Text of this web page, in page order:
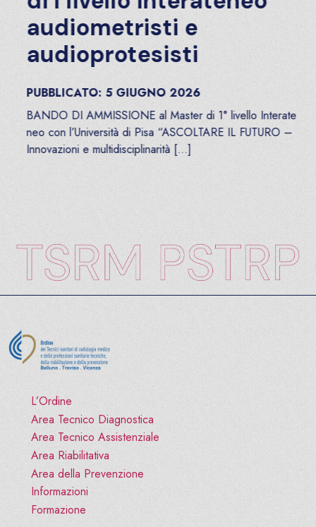
audiometristi e
audioprotesisti
PUBBLICATO: 5 GIUGNO 2026
BANDO DI AMMISSIONE al Master di 1° livello Interate
neo con l’Università di Pisa “ASCOLTARE IL FUTURO –
Innovazioni e multidisciplinarità […]
L’Ordine
Area Tecnico Diagnostica
Area Tecnico Assistenziale
Area Riabilitativa
Area della Prevenzione
Informazioni
Formazione